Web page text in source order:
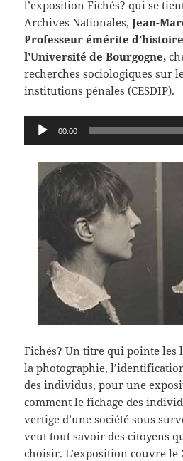
l’exposition Fichés? qui se
Archives Nationales,Jean-
Professeur émérite
l’Université de Bourgogne,
recherches sociologiques sur
institutions pénales (CESDIP).
Lecteur 00:00
Fichés? Un titre qui pointe les
la photographie,
des individus, pour une
comment le fichage des
vertige d’une société sous
veut tout savoir des citoyens
choisir. L’exposition couvre le